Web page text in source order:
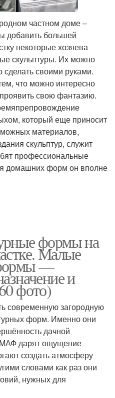
частном доме –
добавить большей
некоторые хозяева
скульптуры. Их можно
сделать своими руками.
что можно интересно
свою фантазию.
который еще приносит
материалов,
скульптур, служит
профессиональные
домашних форм он вполне
формы на
Малые
—
и
фото)
современную загородную
форм. Именно они
дачной
дарят ощущение
создать атмосферу
словами как раз они
нужных для